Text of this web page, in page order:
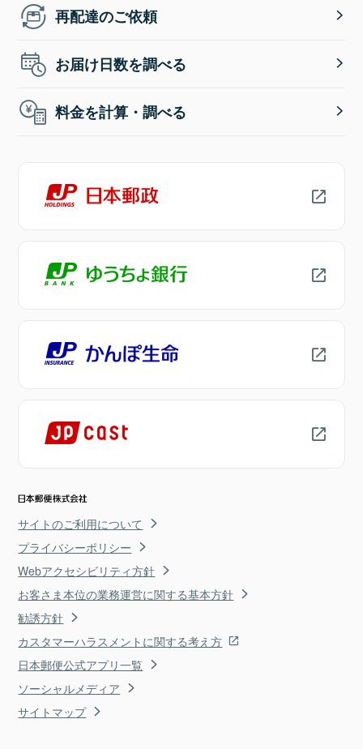
再配達のご依頼
お届け日数を調べる
料金を計算・調べる
サイトのご利用について
プライバシーポリシー
Webアクセシビリティ方針
お客さま本位の業務運営に関する基本方針
勧誘方針
カスタマーハラスメントに関する考え方
日本郵便公式アプリ一覧
ソーシャルメディア
サイトマップ